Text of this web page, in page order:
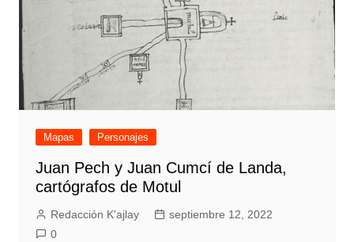
Mapas Personajes
Juan Pech y Juan Cumcí de Landa,
cartógrafos de Motul
Redacción K'ajlay
septiembre 12, 2022
0